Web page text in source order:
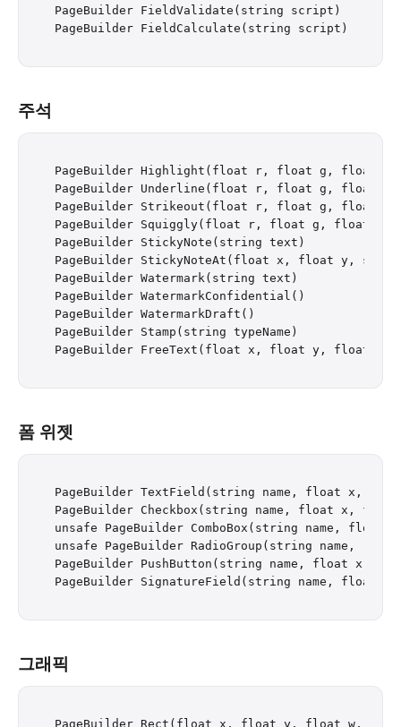
PageBuilder FieldValidate(string script)
주석
PageBuilder Highlight(float r, float g, float b)
PageBuilder Underline(float r, float g, float b)
PageBuilder Strikeout(float r, float g, float b)
PageBuilder Squiggly(float r, float g, float b)
PageBuilder StickyNote(string text)
PageBuilder StickyNoteAt(float x, float y,
PageBuilder Watermark(string text)
PageBuilder WatermarkConfidential()
PageBuilder WatermarkDraft()
PageBuilder Stamp(string typeName)
폼 위젯
PageBuilder TextField(string name, float x,
PageBuilder Checkbox(string name, float x,
unsafe PageBuilder ComboBox(string name,
unsafe PageBuilder RadioGroup(string
PageBuilder PushButton(string name, float
그래픽
PageBuilder Rect(float x, float y, float w,